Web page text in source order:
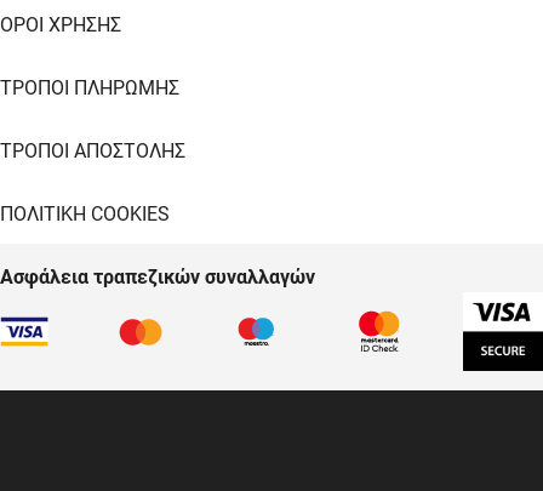
ΟΡΟΙ ΧΡΗΣΗΣ
ΤΡΟΠΟΙ ΠΛΗΡΩΜΗΣ
ΤΡΟΠΟΙ ΑΠΟΣΤΟΛΗΣ
ΠΟΛΙΤΙΚΗ COOKIES
Ασφάλεια τραπεζικών συναλλαγών